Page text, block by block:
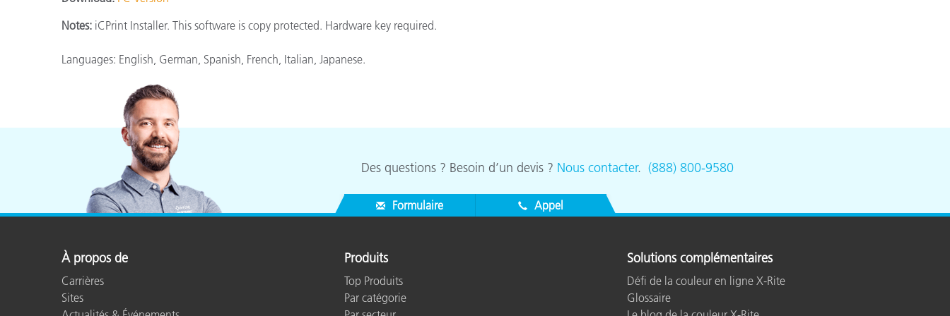
Notes: iCPrint Installer. This software is copy protected. Hardware key required.
Languages: English, German, Spanish, French, Italian, Japanese.
Des questions ? Besoin d’un devis ? Nous contacter. (888) 800-9580
Formulaire Appel
À propos de
Carrières
Sites
Produits
Top Produits
Par catégorie
Solutions complémentaires
Défi de la couleur en ligne X-Rite
Glossaire